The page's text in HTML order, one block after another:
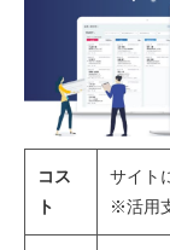
コス
ト
サイト
※活用